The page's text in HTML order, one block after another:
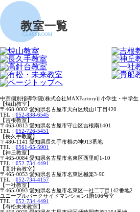
教室一覧
CLASSROOM
中京個別指導学院(株式会社MAXFactory)| 小学生・中学
【焼山教室】
〒468-0002 愛知県名古屋市天白区焼山1丁目420
TEL： 052-838-6545
【吉根教室】
〒463-0813 愛知県名古屋市守山区吉根南1401
TEL： 052-726-5451
【長久手教室】
〒480-1141 愛知県長久手市根の神913番地
TEL： 0561-65-5901
【神丘教室】
〒465-0084 愛知県名古屋市名東区西里町1-10
TEL： 052-734-4491
【高針台教室】
〒465-0053 愛知県名古屋市名東区極楽3-90
TEL： 052-734-4157
【一社教室】
〒465-0093 愛知県名古屋市名東区一社二丁目142番地2
ユニーブルパークサイドマンション1階106号室
TEL： 052-734-4491
【有松未来教室】